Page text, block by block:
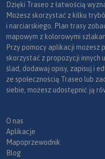
Dzięki Traseo z łatwością
Możesz skorzystać z kilku
i narciarskiego. Plan trasy
mapowym z kolorowymi
Przy pomocy aplikacji możesz
skorzystać z propozycji innych
ślad, dodawaj opisy, zapisuj i
ze społecznością Traseo lub
siebie, możesz udostępnić ją
O nas
Aplikacje
Mapoprzewodnik
Blog